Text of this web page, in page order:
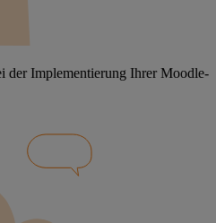
der Implementierung Ihrer Moodle-